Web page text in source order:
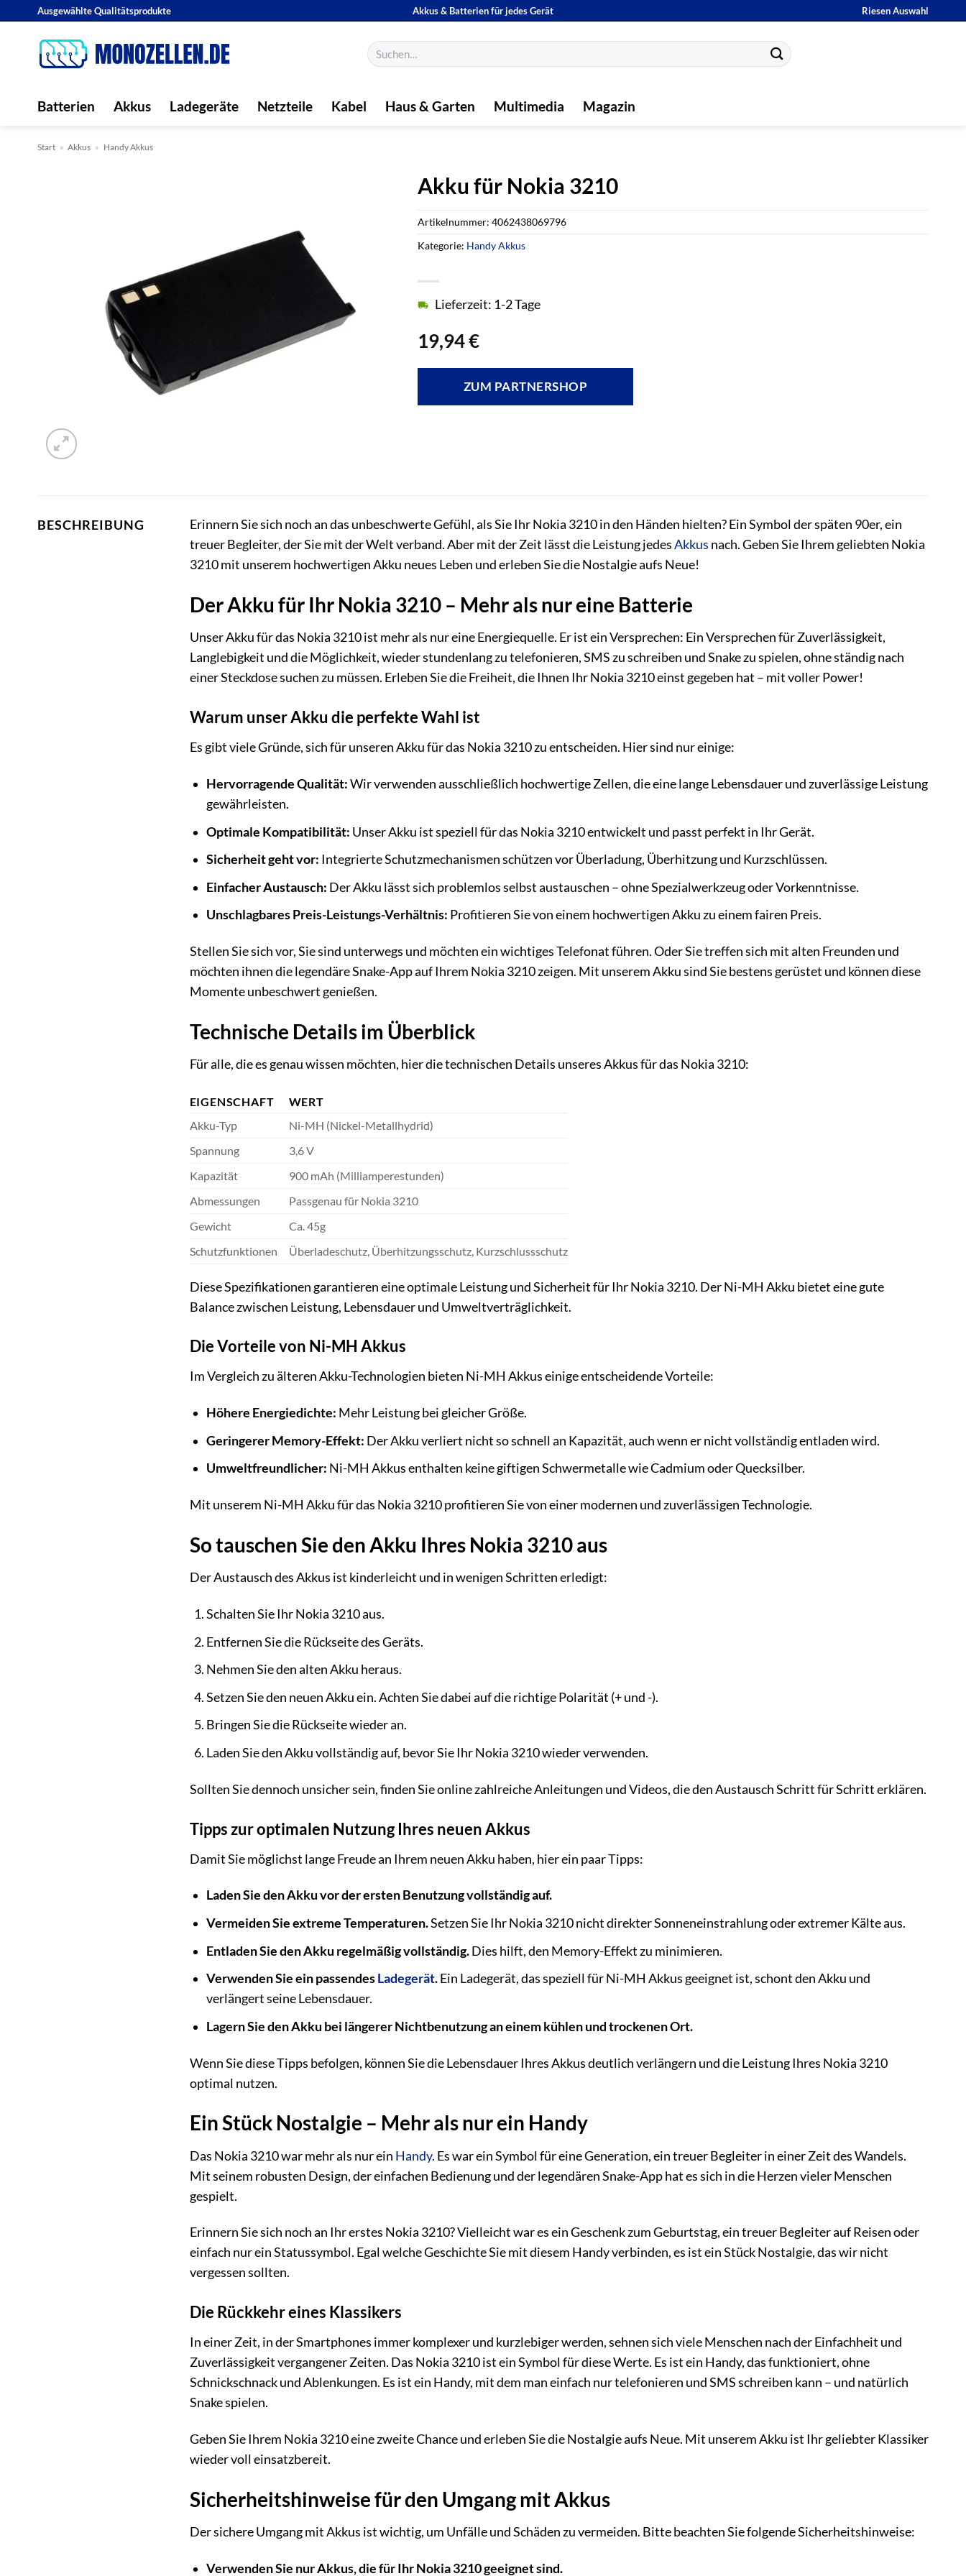
springen
Ausgewählte Qualitätsprodukte Akkus & Batterien für jedes Gerät Riesen Auswahl
Suchen
nach:
Batterien Akkus Ladegeräte Netzteile Kabel Haus & Garten Multimedia Magazin
Start » Akkus » Handy Akkus
Akku für Nokia 3210
19,94€
Lieferzeit: 1-2 Tage
ZUM PARTNERSHOP
Artikelnummer:4062438069796
Kategorie: Handy Akkus
BESCHREIBUNG
Erinnern Sie sich noch an das unbeschwerte Gefühl, als Sie Ihr Nokia 3210 in den Händen hielten? Ein Symbol der späten 90er, ein
treuer Begleiter, der Sie mit der Welt verband. Aber mit der Zeit lässt die Leistung jedesAkkus nach. Geben Sie Ihrem geliebten Nokia
3210 mit unserem hochwertigen Akku neues Leben und erleben Sie die Nostalgie aufs Neue!
Der Akku für Ihr Nokia 3210 – Mehr als nur eine Batterie
Unser Akku für das Nokia 3210 ist mehr als nur eine Energiequelle. Er ist ein Versprechen: Ein Versprechen für Zuverlässigkeit,
Langlebigkeit und die Möglichkeit, wieder stundenlang zu telefonieren, SMS zu schreiben und Snake zu spielen, ohne ständig nach
einer Steckdose suchen zu müssen. Erleben Sie die Freiheit, die Ihnen Ihr Nokia 3210 einst gegeben hat – mit voller Power!
Warum unser Akku die perfekte Wahl ist
Es gibt viele Gründe, sich für unseren Akku für das Nokia 3210 zu entscheiden. Hier sind nur einige:
Hervorragende Qualität:Wir verwenden ausschließlich hochwertige Zellen, die eine lange Lebensdauer und zuverlässige Leistung
gewährleisten.
Optimale Kompatibilität: Unser Akku ist speziell für das Nokia 3210 entwickelt und passt perfekt in Ihr Gerät.
Sicherheit geht vor: Integrierte Schutzmechanismen schützen vor Überladung, Überhitzung und Kurzschlüssen.
Einfacher Austausch: Der Akku lässt sich problemlos selbst austauschen – ohne Spezialwerkzeug oder Vorkenntnisse.
Unschlagbares Preis-Leistungs-Verhältnis: Profitieren Sie von einem hochwertigen Akku zu einem fairen Preis.
Stellen Sie sich vor, Sie sind unterwegs und möchten ein wichtiges Telefonat führen. Oder Sie treffen sich mit alten Freunden und
möchten ihnen die legendäre Snake-App auf Ihrem Nokia 3210 zeigen. Mit unserem Akku sind Sie bestens gerüstet und können diese
Momente unbeschwert genießen.
Technische Details im Überblick
Für alle, die es genau wissen möchten, hier die technischen Details unseres Akkus für das Nokia 3210:
EIGENSCHAFT
WERT
Akku-Typ
Ni-MH (Nickel-Metallhydrid)
Spannung
3,6 V
Kapazität
900 mAh (Milliamperestunden)
Abmessungen
Passgenau für Nokia 3210
Gewicht
Ca. 45g
Schutzfunktionen
Überladeschutz, Überhitzungsschutz, Kurzschlussschutz
Diese Spezifikationen garantieren eine optimale Leistung und Sicherheit für Ihr Nokia 3210. Der Ni-MH Akku bietet eine gute
Balance zwischen Leistung, Lebensdauer und Umweltverträglichkeit.
Die Vorteile von Ni-MH Akkus
Im Vergleich zu älteren Akku-Technologien bieten Ni-MH Akkus einige entscheidende Vorteile:
Höhere Energiedichte: Mehr Leistung bei gleicher Größe.
Geringerer Memory-Effekt: Der Akku verliert nicht so schnell an Kapazität, auch wenn er nicht vollständig entladen wird.
Umweltfreundlicher: Ni-MH Akkus enthalten keine giftigen Schwermetalle wie Cadmium oder Quecksilber.
Mit unserem Ni-MH Akku für das Nokia 3210 profitieren Sie von einer modernen und zuverlässigen Technologie.
So tauschen Sie den Akku Ihres Nokia 3210 aus
Der Austausch des Akkus ist kinderleicht und in wenigen Schritten erledigt:
Schalten Sie Ihr Nokia 3210 aus.
Entfernen Sie die Rückseite des Geräts.
Nehmen Sie den alten Akku heraus.
Setzen Sie den neuen Akku ein. Achten Sie dabei auf die richtige Polarität (+ und -).
Bringen Sie die Rückseite wieder an.
Laden Sie den Akku vollständig auf, bevor Sie Ihr Nokia 3210 wieder verwenden.
Sollten Sie dennoch unsicher sein, finden Sie online zahlreiche Anleitungen und Videos, die den Austausch Schritt für Schritt erklären.
Tipps zur optimalen Nutzung Ihres neuen Akkus
Damit Sie möglichst lange Freude an Ihrem neuen Akku haben, hier ein paar Tipps:
Laden Sie den Akku vor der ersten Benutzung vollständig auf.
Vermeiden Sie extreme Temperaturen.Setzen Sie Ihr Nokia 3210 nicht direkter Sonneneinstrahlung oder extremer Kälte aus.
Entladen Sie den Akku regelmäßig vollständig.Dies hilft, den Memory-Effekt zu minimieren.
Verwenden Sie ein passendesLadegerät.Ein Ladegerät, das speziell für Ni-MH Akkus geeignet ist, schont den Akku und
verlängert seine Lebensdauer.
Lagern Sie den Akku bei längerer Nichtbenutzung an einem kühlen und trockenen Ort.
Wenn Sie diese Tipps befolgen, können Sie die Lebensdauer Ihres Akkus deutlich verlängern und die Leistung Ihres Nokia 3210
optimal nutzen.
Ein Stück Nostalgie – Mehr als nur ein Handy
Das Nokia 3210 war mehr als nur ein Handy. Es war ein Symbol für eine Generation, ein treuer Begleiter in einer Zeit des Wandels.
Mit seinem robusten Design, der einfachen Bedienung und der legendären Snake-App hat es sich in die Herzen vieler Menschen
gespielt.
Erinnern Sie sich noch an Ihr erstes Nokia 3210? Vielleicht war es ein Geschenk zum Geburtstag, ein treuer Begleiter auf Reisen oder
einfach nur ein Statussymbol. Egal welche Geschichte Sie mit diesem Handy verbinden, es ist ein Stück Nostalgie, das wir nicht
vergessen sollten.
Die Rückkehr eines Klassikers
In einer Zeit, in der Smartphones immer komplexer und kurzlebiger werden, sehnen sich viele Menschen nach der Einfachheit und
Zuverlässigkeit vergangener Zeiten. Das Nokia 3210 ist ein Symbol für diese Werte. Es ist ein Handy, das funktioniert, ohne
Schnickschnack und Ablenkungen. Es ist ein Handy, mit dem man einfach nur telefonieren und SMS schreiben kann – und natürlich
Snake spielen.
Geben Sie Ihrem Nokia 3210 eine zweite Chance und erleben Sie die Nostalgie aufs Neue. Mit unserem Akku ist Ihr geliebter Klassiker
wieder voll einsatzbereit.
Sicherheitshinweise für den Umgang mit Akkus
Der sichere Umgang mit Akkus ist wichtig, um Unfälle und Schäden zu vermeiden. Bitte beachten Sie folgende Sicherheitshinweise:
Verwenden Sie nur Akkus, die für Ihr Nokia 3210 geeignet sind.